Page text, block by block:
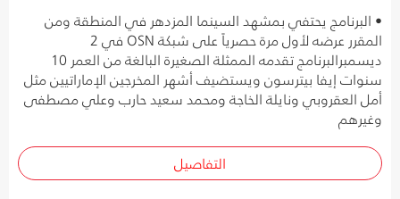
• البرنامج يحتفي بمشهد السينما المزدهر في المنطقة ومن
المقرر عرضه لأول مرة حصرياً على شبكة OSN في 2
ديسمبرالبرنامج تقدمه الممثلة الصغيرة البالغة من العمر 10
سنوات إيفا بيترسون ويستضيف أشهر المخرجين الإماراتيين مثل
أمل العقروبي ونايلة الخاجة ومحمد سعيد حارب وعلي مصطفى
وغيرهم
التفاصيل